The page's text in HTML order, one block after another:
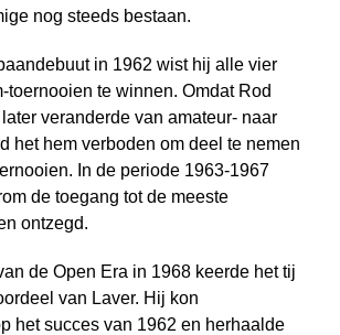
nog steeds bestaan.
in 1962 wist hij alle vier
toernooien te winnen. Omdat Rod
veranderde van amateur- naar
het hem verboden om deel te nemen
In de periode 1963-1967
de toegang tot de meeste
ontzegd.
de Open Era in 1968 keerde het tij
van Laver. Hij kon
het succes van 1962 en herhaalde